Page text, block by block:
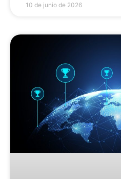
10 de junio de 2026